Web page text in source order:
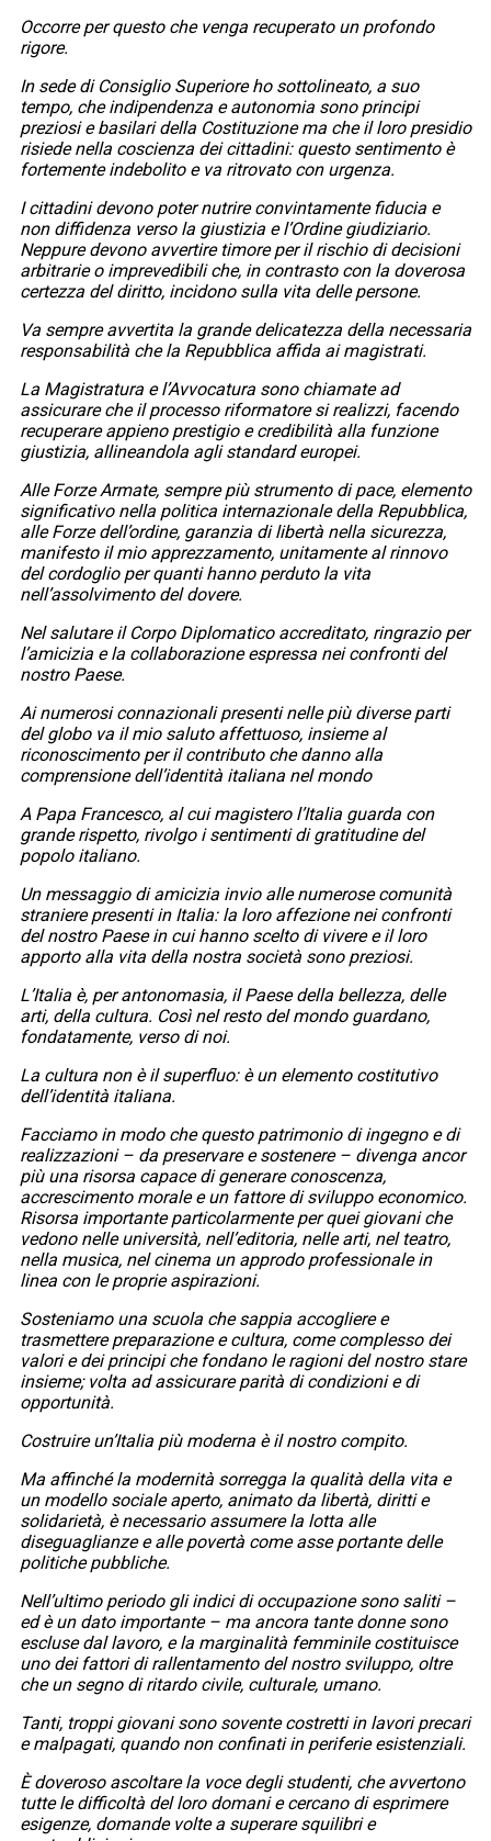
Occorre per questo che venga recuperato un profondo
rigore.
In sede di Consiglio Superiore ho sottolineato, a suo
tempo, che indipendenza e autonomia sono principi
preziosi e basilari della Costituzione ma che il loro presidio
risiede nella coscienza dei cittadini: questo sentimento è
fortemente indebolito e va ritrovato con urgenza.
I cittadini devono poter nutrire convintamente fiducia e
non diffidenza verso la giustizia e l’Ordine giudiziario.
Neppure devono avvertire timore per il rischio di decisioni
arbitrarie o imprevedibili che, in contrasto con la doverosa
certezza del diritto, incidono sulla vita delle persone.
Va sempre avvertita la grande delicatezza della necessaria
responsabilità che la Repubblica affida ai magistrati.
La Magistratura e l’Avvocatura sono chiamate ad
assicurare che il processo riformatore si realizzi, facendo
recuperare appieno prestigio e credibilità alla funzione
giustizia, allineandola agli standard europei.
Alle Forze Armate, sempre più strumento di pace, elemento
significativo nella politica internazionale della Repubblica,
alle Forze dell’ordine, garanzia di libertà nella sicurezza,
manifesto il mio apprezzamento, unitamente al rinnovo
del cordoglio per quanti hanno perduto la vita
nell’assolvimento del dovere.
Nel salutare il Corpo Diplomatico accreditato, ringrazio per
l’amicizia e la collaborazione espressa nei confronti del
nostro Paese.
Ai numerosi connazionali presenti nelle più diverse parti
del globo va il mio saluto affettuoso, insieme al
riconoscimento per il contributo che danno alla
comprensione dell’identità italiana nel mondo
A Papa Francesco, al cui magistero l’Italia guarda con
grande rispetto, rivolgo i sentimenti di gratitudine del
popolo italiano.
Un messaggio di amicizia invio alle numerose comunità
straniere presenti in Italia: la loro affezione nei confronti
del nostro Paese in cui hanno scelto di vivere e il loro
apporto alla vita della nostra società sono preziosi.
L’Italia è, per antonomasia, il Paese della bellezza, delle
arti, della cultura. Così nel resto del mondo guardano,
fondatamente, verso di noi.
La cultura non è il superfluo: è un elemento costitutivo
dell’identità italiana.
Facciamo in modo che questo patrimonio di ingegno e di
realizzazioni – da preservare e sostenere – divenga ancor
più una risorsa capace di generare conoscenza,
accrescimento morale e un fattore di sviluppo economico.
Risorsa importante particolarmente per quei giovani che
vedono nelle università, nell’editoria, nelle arti, nel teatro,
nella musica, nel cinema un approdo professionale in
linea con le proprie aspirazioni.
Sosteniamo una scuola che sappia accogliere e
trasmettere preparazione e cultura, come complesso dei
valori e dei principi che fondano le ragioni del nostro stare
insieme; volta ad assicurare parità di condizioni e di
opportunità.
Costruire un’Italia più moderna è il nostro compito.
Ma affinché la modernità sorregga la qualità della vita e
un modello sociale aperto, animato da libertà, diritti e
solidarietà, è necessario assumere la lotta alle
diseguaglianze e alle povertà come asse portante delle
politiche pubbliche.
Nell’ultimo periodo gli indici di occupazione sono saliti –
ed è un dato importante – ma ancora tante donne sono
escluse dal lavoro, e la marginalità femminile costituisce
uno dei fattori di rallentamento del nostro sviluppo, oltre
che un segno di ritardo civile, culturale, umano.
Tanti, troppi giovani sono sovente costretti in lavori precari
e malpagati, quando non confinati in periferie esistenziali.
È doveroso ascoltare la voce degli studenti, che avvertono
tutte le difficoltà del loro domani e cercano di esprimere
esigenze, domande volte a superare squilibri e